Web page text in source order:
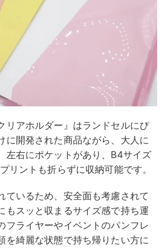
リアホルダー』はランドセルにぴ
に開発された商品ながら、大人に
左右にポケットがあり、B4サイズ
リントも折らずに収納可能です。
ているため、安全面も考慮されて
もスッと収まるサイズ感で持ち運
フライヤーやイベントのパンフレ
を綺麗な状態で持ち帰りたい方に